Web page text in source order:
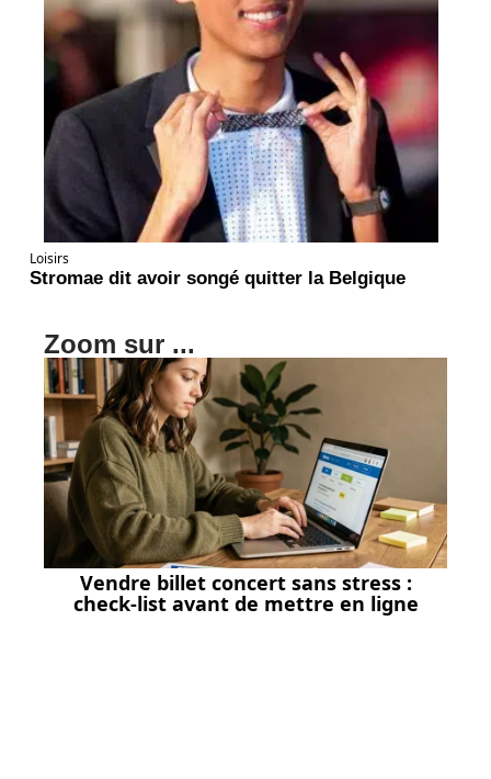
Loisirs
Stromae dit avoir songé quitter la Belgique
Zoom sur ...
Vendre billet concert sans stress :
check-list avant de mettre en ligne